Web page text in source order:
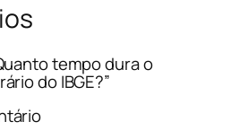
tempo dura o
do IBGE?”